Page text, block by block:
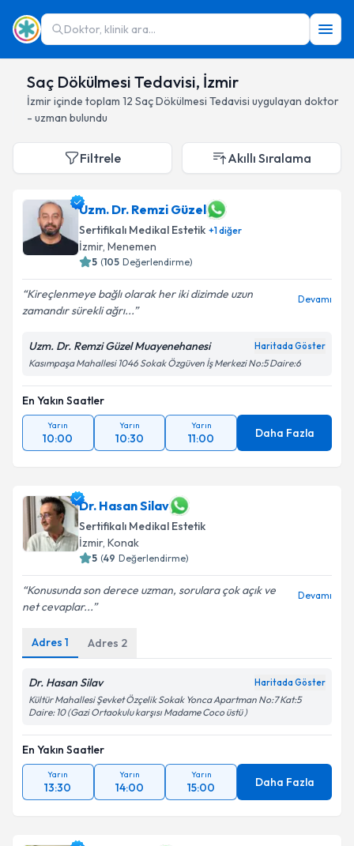
Doktor, klinik ara...
Saç Dökülmesi Tedavisi, İzmir
İzmiriçinde toplam 12 Saç Dökülmesi Tedavisi uygulayan doktor
- uzman bulundu
Filtrele Akıllı Sıralama
Uzm. Dr. Remzi Güzel
Sertifikalı Medikal Estetik +1diğer
İzmir, Menemen
5 (105 Değerlendirme)
Kireçlenmeye bağlı olarak her iki dizimde uzun
zamandır sürekli ağrı...
Devamı
Uzm. Dr. Remzi Güzel Muayenehanesi Haritada Göster
Kasımpaşa Mahallesi 1046 Sokak Özgüven İş Merkezi No:5 Daire:6
En Yakın Saatler
Yarın
10:00
Yarın
10:30
Yarın
11:00 Daha Fazla
Dr. Hasan Silav
Sertifikalı Medikal Estetik
İzmir, Konak
5 (49 Değerlendirme)
Konusunda son derece uzman, sorulara çok açık ve
net cevaplar...
Devamı
Adres 1 Adres 2
Dr. Hasan Silav Haritada Göster
Kültür Mahallesi Şevket Özçelik Sokak Yonca Apartman No:7 Kat:5
Daire: 10 (Gazi Ortaokulu karşısı Madame Coco üstü )
En Yakın Saatler
Yarın
13:30
Yarın
14:00
Yarın
15:00 Daha Fazla